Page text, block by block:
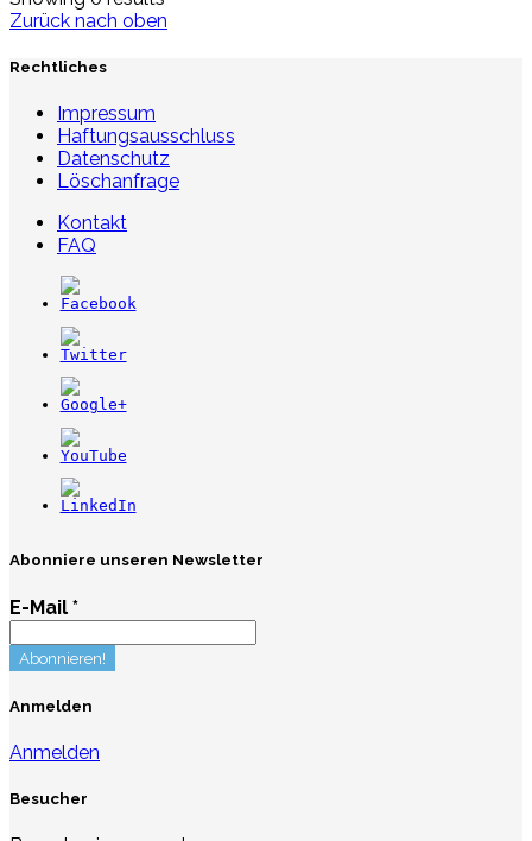
Zurück nach oben
Rechtliches
Impressum
Haftungsausschluss
Datenschutz
Löschanfrage
Kontakt
FAQ
Abonniere unseren Newsletter
E-Mail *
Anmelden
Anmelden
Besucher